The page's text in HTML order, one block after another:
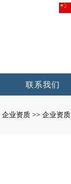
联系我们
企业资质 >> 企业资质